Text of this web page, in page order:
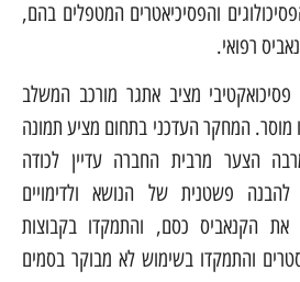
והפסיכיאטרים המטפלים בהם,
רפואי.
מציב אתגר מורכב המשלב
מוסר. המחקר העדכני בתחום מציע תמונה
הצער מרבית החברה עדיין לכודה
פשטנית של הנושא ולדימויים
את הקנאביס כסם, והתמקדו בקבוצות
והתמקדו בשימוש לא מבוקר בסמים